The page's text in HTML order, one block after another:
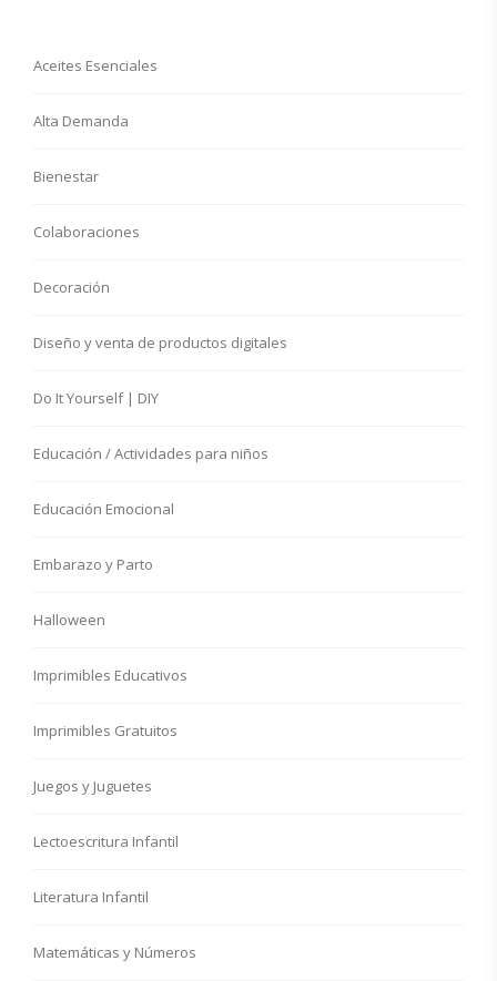
Aceites Esenciales
Alta Demanda
Bienestar
Colaboraciones
Decoración
Diseño y venta de productos digitales
Do It Yourself | DIY
Educación / Actividades para niños
Educación Emocional
Embarazo y Parto
Halloween
Imprimibles Educativos
Imprimibles Gratuitos
Juegos y Juguetes
Lectoescritura Infantil
Literatura Infantil
Matemáticas y Números